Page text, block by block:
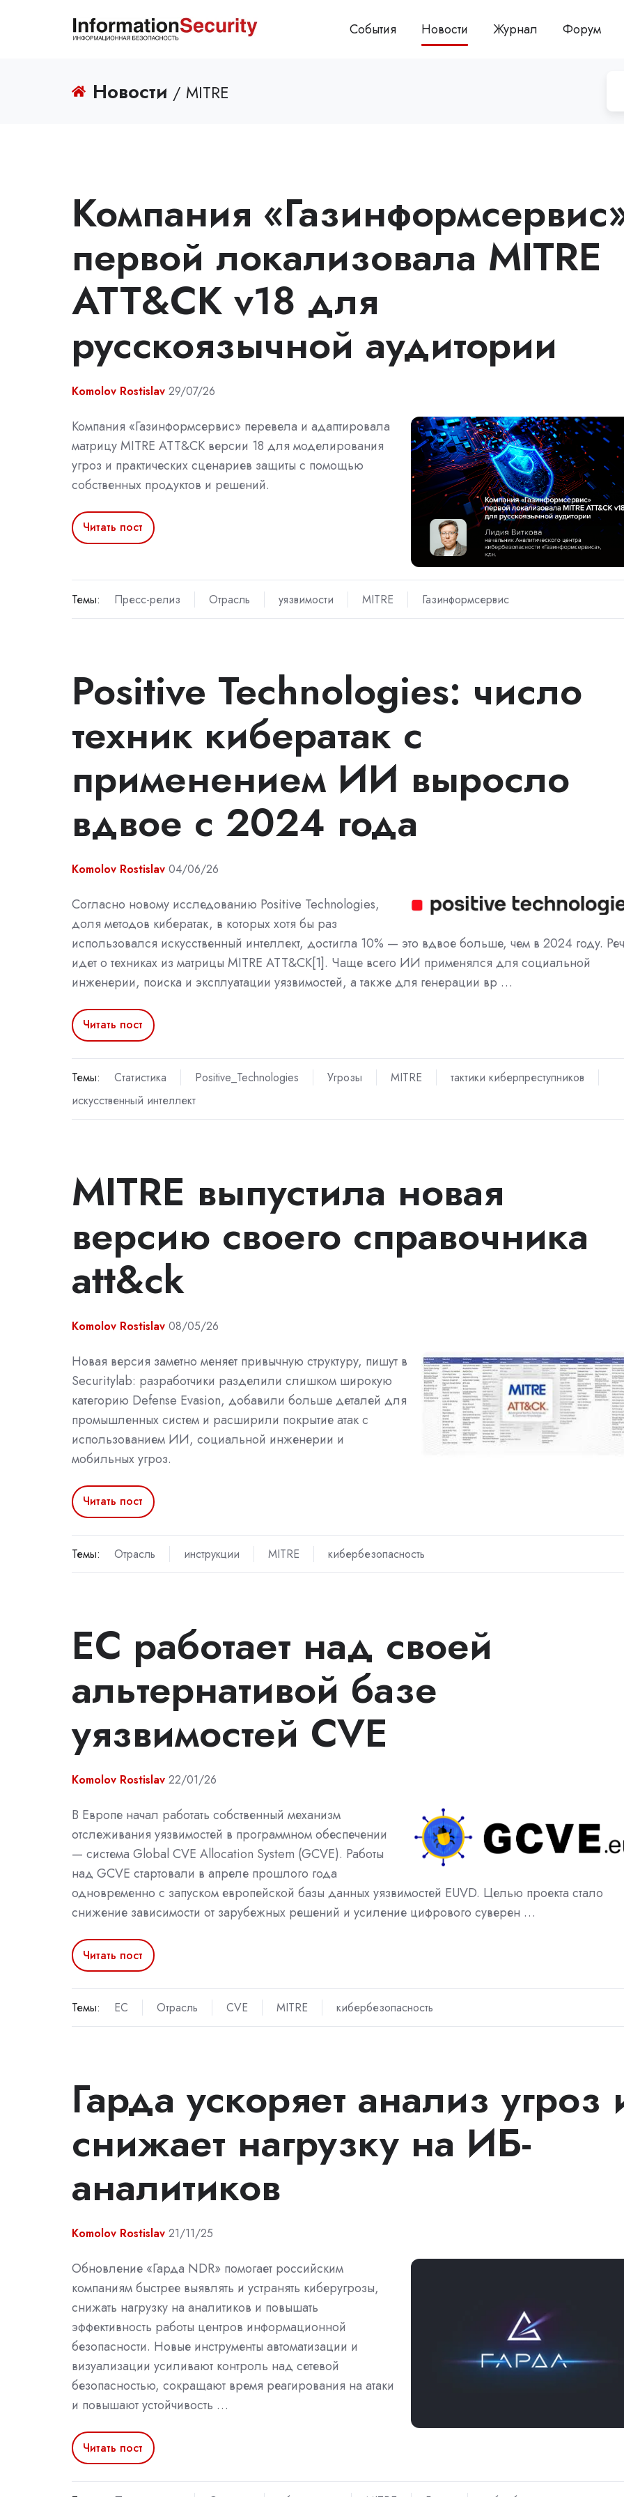
События Новости Журнал Форум
Новости / MITRE
Компания
первой локализовала MITRE
ATT&CK v18 для
русскоязычной аудитории
Komolov Rostislav 29/07/26
Компания «Газинформсервис» перевела и адаптировала
матрицу MITRE ATT&CK версии 18 для моделирования
угроз и практических сценариев защиты с помощью
собственных продуктов и решений.
Читать пост
Темы: Пресс-релиз Отрасль уязвимости MITRE Газинформсервис
Positive Technologies: число
техник кибератак с
применением ИИ выросло
вдвое с 2024 года
Komolov Rostislav 04/06/26
Согласно новому исследованию Positive Technologies,
доля методов кибератак, в которых хотя бы раз
использовался искусственный интеллект, достигла 10% — это вдвое больше, чем в 2024 году.
идет о техниках из матрицы MITRE ATT&CK[1]. Чаще всего ИИ применялся для социальной
инженерии, поиска и эксплуатации уязвимостей, а также для генерации вр …
Читать пост
Темы: Статистика Positive_Technologies Угрозы MITRE
тактики киберпреступников
искусственный интеллект
MITRE выпустила новая
версию своего справочника
att&ck
Komolov Rostislav 08/05/26
Новая версия заметно меняет привычную структуру, пишут в
Securitylab: разработчики разделили слишком широкую
категорию Defense Evasion, добавили больше деталей для
промышленных систем и расширили покрытие атак с
использованием ИИ, социальной инженерии и
мобильных угроз.
Читать пост
Темы: Отрасль инструкции MITRE кибербезопасность
ЕС работает над своей
альтернативой базе
уязвимостей CVE
Komolov Rostislav 22/01/26
В Европе начал работать собственный механизм
отслеживания уязвимостей в программном обеспечении
— система Global CVE Allocation System (GCVE). Работы
над GCVE стартовали в апреле прошлого года
одновременно с запуском европейской базы данных уязвимостей EUVD. Целью проекта стало
снижение зависимости от зарубежных решений и усиление цифрового суверен …
Читать пост
Темы: ЕС Отрасль CVE MITRE кибербезопасность
Гарда ускоряет анализ угроз
снижает нагрузку на ИБ-
аналитиков
Komolov Rostislav 21/11/25
Обновление «Гарда NDR» помогает российским
компаниям быстрее выявлять и устранять киберугрозы,
снижать нагрузку на аналитиков и повышать
эффективность работы центров информационной
безопасности. Новые инструменты автоматизации и
визуализации усиливают контроль над сетевой
безопасностью, сокращают время реагирования на атаки
и повышают устойчивость …
Читать пост